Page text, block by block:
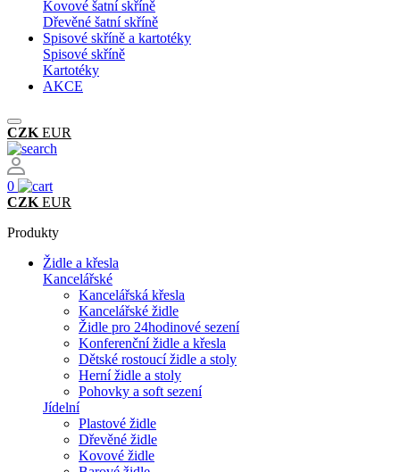
Kovové šatní skříně
Dřevěné šatní skříně
Spisové skříně a kartotéky
Spisové skříně
Kartotéky
AKCE
CZK EUR
0
CZK EUR
Produkty
Židle a křesla
Kancelářské
Kancelářská křesla
Kancelářské židle
Židle pro 24hodinové sezení
Konferenční židle a křesla
Dětské rostoucí židle a stoly
Herní židle a stoly
Pohovky a soft sezení
Jídelní
Plastové židle
Dřevěné židle
Kovové židle